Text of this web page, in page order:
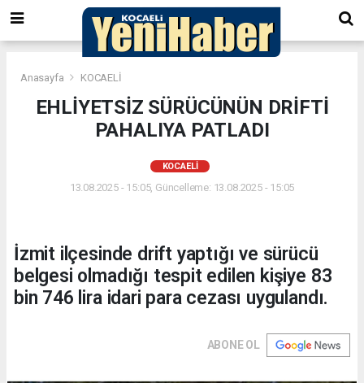
Anasayfa KOCAELİ
EHLİYETSİZ SÜRÜCÜNÜN DRİFTİ
PAHALIYA PATLADI
KOCAELİ
13.08.2025 - 15:05, Güncelleme: 13.08.2025 - 15:05
İzmit ilçesinde drift yaptığı ve sürücü
belgesi olmadığı tespit edilen kişiye 83
bin 746 lira idari para cezası uygulandı.
ABONE OL